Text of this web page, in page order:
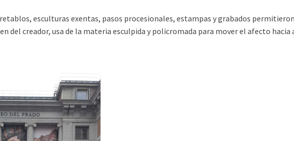
esculturas exentas, pasos procesionales, estampas y grabados
del creador, usa de la materia esculpida y policromada para mover el afecto